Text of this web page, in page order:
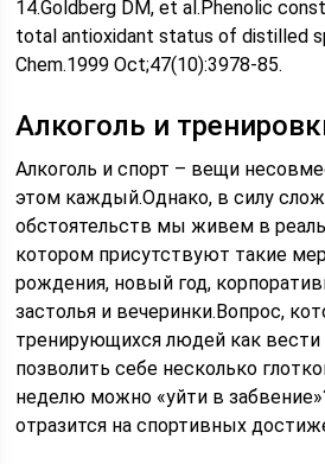
14.Goldberg DM, et al.Phenolic
total antioxidant status of distilled
Chem.1999 Oct;47(10):3978-85.
Алкоголь и
Алкоголь и спорт – вещи
этом каждый.Однако, в силу
обстоятельств мы живем в
котором присутствуют такие
рождения, новый год,
застолья и вечеринки.Вопрос,
тренирующихся людей как вести
позволить себе несколько
неделю можно «уйти в
отразится на спортивных